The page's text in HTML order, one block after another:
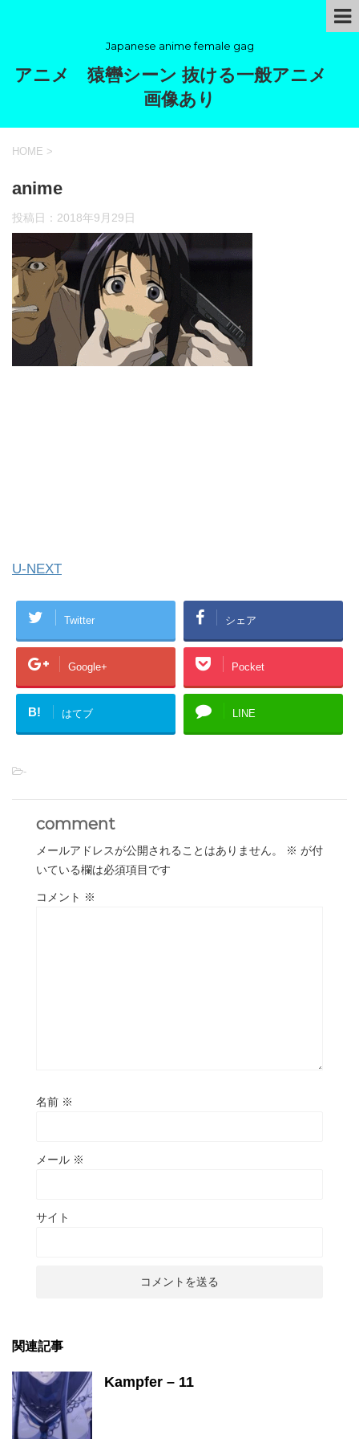
Japanese anime female gag
アニメ 猿轡シーン 抜ける一般アニメ
画像あり
HOME >
anime
投稿日： 2018年9月29日
U-NEXT
Twitter シェア
Google+ Pocket
B! はてブ LINE
-
comment
メールアドレスが公開されることはありません。 ※ が付
いている欄は必須項目です
コメント ※
名前 ※
メール ※
サイト
関連記事
Kampfer – 11